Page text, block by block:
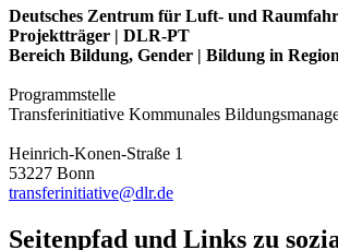
Deutsches Zentrum für Luft- und
Projektträger | DLR-PT
Bereich Bildung, Gender | Bildung in
Programmstelle
Transferinitiative Kommunales
Heinrich-Konen-Straße 1
53227 Bonn
transferinitiative@dlr.de
Seitenpfad und Links zu